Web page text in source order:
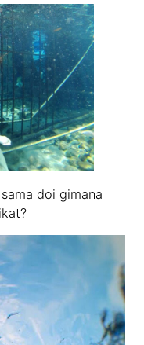
doi gimana